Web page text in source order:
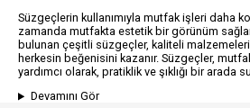
Süzgeçlerin kullanımıyla mutfak işleri daha
zamanda mutfakta estetik bir görünüm
bulunan çeşitli süzgeçler, kaliteli malzemeleri
herkesin beğenisini kazanır. Süzgeçler,
yardımcı olarak, pratiklik ve şıklığı bir arada
Devamını Gör